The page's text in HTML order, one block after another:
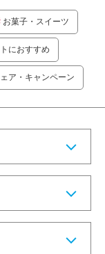
お菓子・スイーツ
におすすめ
ア・キャンペーン